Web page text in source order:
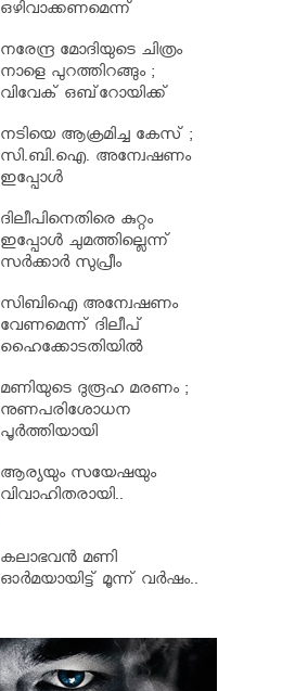
ഒഴിവാക്കണമെന്ന്
നരേന്ദ്ര മോദിയുടെ ചിത്രം
നാളെ പുറത്തിറങ്ങും ;
വിവേക് ഒബ്‌റോയിക്ക്
നടിയെ ആക്രമിച്ച കേസ് ;
സി.ബി.ഐ. അന്വേഷണം
ഇപ്പോള്‍
ഹൈക്കോടതി
ദിലീപിനെതിരെ കുറ്റം
ഇപ്പോൾ ചുമത്തില്ലെന്ന്
സര്‍ക്കാര്‍ സുപ്രീം
നടിയെ ആക്രമിച്ച കേസ്
സിബിഐ അന്വേഷണം
വേണമെന്ന് ദിലീപ്
ഹൈക്കോടതിയിൽ
മണിയുടെ ദുരൂഹ മരണം ;
നുണപരിശോധന
പൂർത്തിയായി
ആര്യയും സയേഷയും
വിവാഹിതരായി..
കലാഭവൻ മണി
ഓര്‍മയായിട്ട് മൂന്ന് വര്‍ഷം..